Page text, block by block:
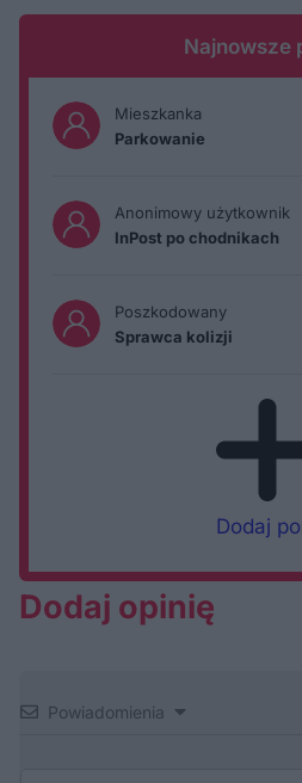
Najnowsze
Mieszkanka
Parkowanie
Anonimowy użytkownik
InPost po chodnikach
Poszkodowany
Sprawca kolizji
Dodaj
Dodaj opinię
Powiadomienia